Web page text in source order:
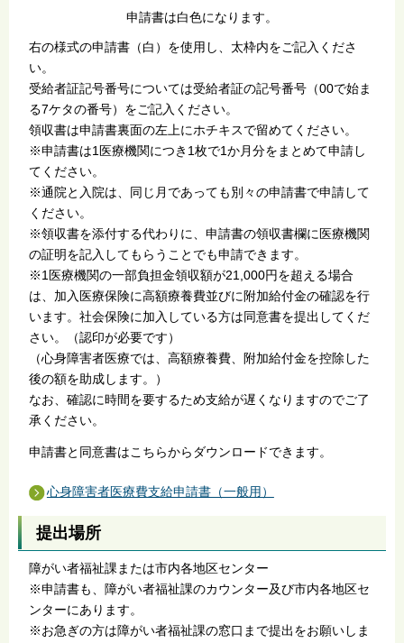
申請書は白色になります。
右の様式の申請書（白）を使用し、太枠内をご記入くださ
い。
受給者証記号番号については受給者証の記号番号（00で始ま
る7ケタの番号）をご記入ください。
領収書は申請書裏面の左上にホチキスで留めてください。
※申請書は1医療機関につき1枚で1か月分をまとめて申請し
てください。
※通院と入院は、同じ月であっても別々の申請書で申請して
ください。
※領収書を添付する代わりに、申請書の領収書欄に医療機関
の証明を記入してもらうことでも申請できます。
※1医療機関の一部負担金領収額が21,000円を超える場合
は、加入医療保険に高額療養費並びに附加給付金の確認を行
います。社会保険に加入している方は同意書を提出してくだ
さい。（認印が必要です）
（心身障害者医療では、高額療養費、附加給付金を控除した
後の額を助成します。）
なお、確認に時間を要するため支給が遅くなりますのでご了
承ください。
申請書と同意書はこちらからダウンロードできます。
心身障害者医療費支給申請書（一般用）
提出場所
障がい者福祉課または市内各地区センター
※申請書も、障がい者福祉課のカウンター及び市内各地区セ
ンターにあります。
※お急ぎの方は障がい者福祉課の窓口まで提出をお願いしま